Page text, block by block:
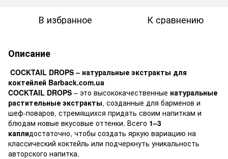
В избранное К сравнению
Описание
COCKTAIL DROPS – натуральные экстракты для
коктейлей Barback.com.ua
COCKTAIL DROPS – это высококачественные натуральные
растительные экстракты, созданные для барменов и
шеф-поваров, стремящихся придать своим напиткам и
блюдам новые вкусовые оттенки. Всего 1–3
каплидостаточно, чтобы создать яркую вариацию на
классический коктейль или подчеркнуть уникальность
авторского напитка.